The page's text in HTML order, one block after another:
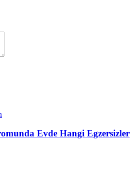
Evde Hangi Egzersizler